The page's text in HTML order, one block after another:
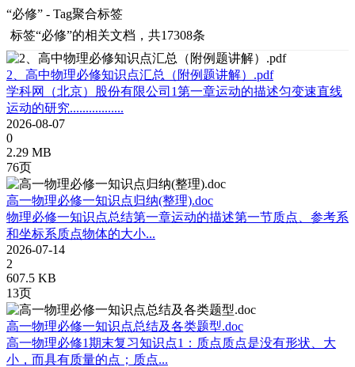
“必修” - Tag聚合标签
标签“必修”的相关文档，共17308条
2、高中物理必修知识点汇总（附例题讲解）.pdf
学科网（北京）股份有限公司1第一章运动的描述匀变速直线
运动的研究.................
2026-08-07
0
2.29 MB
76页
高一物理必修一知识点归纳(整理).doc
物理必修一知识点总结第一章运动的描述第一节质点、参考系
和坐标系质点物体的大小...
2026-07-14
2
607.5 KB
13页
高一物理必修一知识点总结及各类题型.doc
高一物理必修1期末复习知识点1：质点质点是没有形状、大
小，而具有质量的点；质点...